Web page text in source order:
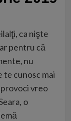
ca nişte
pentru că
nu
te cunosc mai
vreo
o